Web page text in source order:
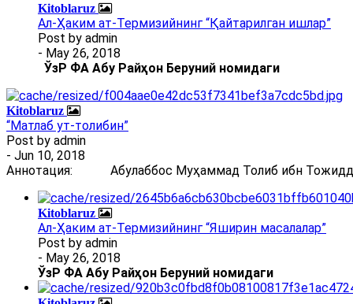
Kitoblaruz
Ал-Ҳаким ат-Термизийнинг “Қайтарилган ишлар”
Post by admin
- May 26, 2018
ЎзР ФА Абу Райҳон Беруний номидаги
Kitoblaruz
“Матлаб ут-толибин”
Post by admin
- Jun 10, 2018
Аннотация: Абулаббос Муҳаммад Толиб ибн
Kitoblaruz
Ал-Ҳаким ат-Термизийнинг “Яширин масалалар”
Post by admin
- May 26, 2018
ЎзР ФА Абу Райҳон Беруний номидаги